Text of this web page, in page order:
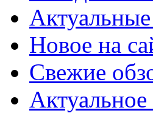
Новое на
Свежие